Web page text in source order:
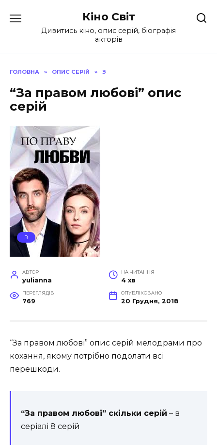
до
Кіно Світ
Дивитись кіно, опис серій, біографія
акторів
ГОЛОВНА » ОПИС СЕРІЙ » З
“За правом любові” опис
серій
З
АВТОР
yulianna
НА ЧИТАННЯ
4 хв
ПЕРЕГЛЯДІВ
769
ОПУБЛІКОВАНО
20 Грудня, 2018
“За правом любові” опис серій мелодрами про
кохання, якому потрібно подолати всі
перешкоди.
“За правом любові” скільки серій – в
серіалі 8 серій